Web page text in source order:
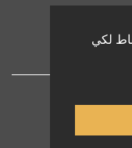
لكي
©